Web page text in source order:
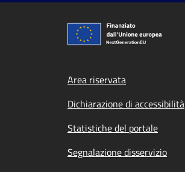
Footer menu
Area riservata
Dichiarazione di accessibilità
Statistiche del portale
Segnalazione disservizio